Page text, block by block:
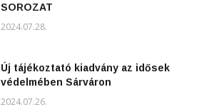
SOROZAT
2024.07.28.
Új tájékoztató kiadvány az idősek
védelmében Sárváron
2024.07.26.